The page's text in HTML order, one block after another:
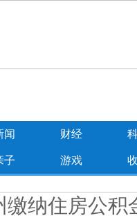
闻 财经
子 游戏
缴纳住房公积